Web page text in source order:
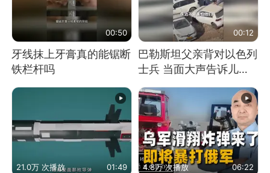
00:50
牙线抹上牙膏真的能锯断
铁栏杆吗
00:12
巴勒斯坦父亲背对以色列
士兵 当面大声告诉儿
21.0万 次播放 01:49 4.8万 次播放 06:22